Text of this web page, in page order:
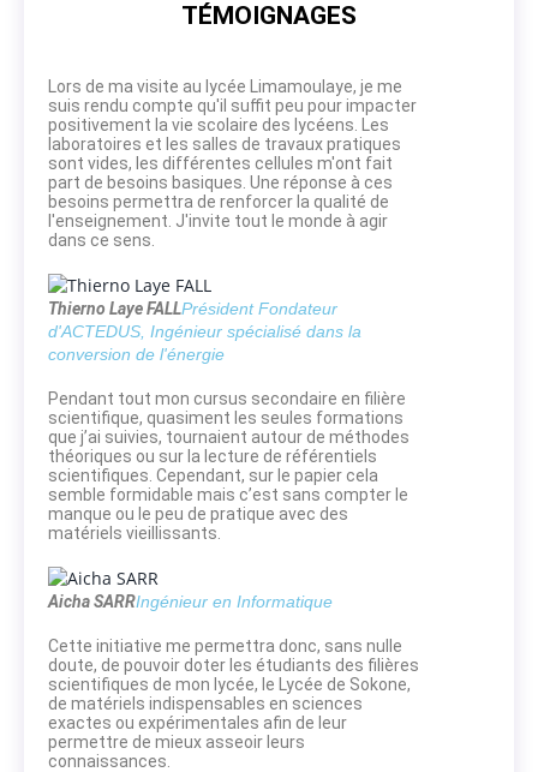
TÉMOIGNAGES
Lors de ma visite au lycée Limamoulaye, je me
suis rendu compte qu'il suffit peu pour impacter
positivement la vie scolaire des lycéens. Les
laboratoires et les salles de travaux pratiques
sont vides, les différentes cellules m'ont fait
part de besoins basiques. Une réponse à ces
besoins permettra de renforcer la qualité de
l'enseignement. J'invite tout le monde à agir
dans ce sens.
Thierno Laye FALLPrésident Fondateur
d'ACTEDUS, Ingénieur spécialisé dans la
conversion de l'énergie
Pendant tout mon cursus secondaire en filière
scientifique, quasiment les seules formations
que j’ai suivies, tournaient autour de méthodes
théoriques ou sur la lecture de référentiels
scientifiques. Cependant, sur le papier cela
semble formidable mais c’est sans compter le
manque ou le peu de pratique avec des
matériels vieillissants.
Aicha SARRIngénieur en Informatique
Cette initiative me permettra donc, sans nulle
doute, de pouvoir doter les étudiants des filières
scientifiques de mon lycée, le Lycée de Sokone,
de matériels indispensables en sciences
exactes ou expérimentales afin de leur
permettre de mieux asseoir leurs
connaissances.